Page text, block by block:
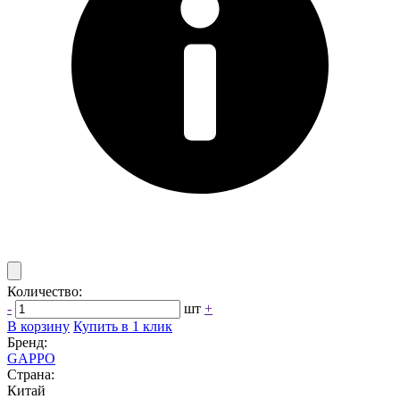
Количество:
-
шт +
В корзину Купить в 1 клик
Бренд:
GAPPO
Страна:
Китай